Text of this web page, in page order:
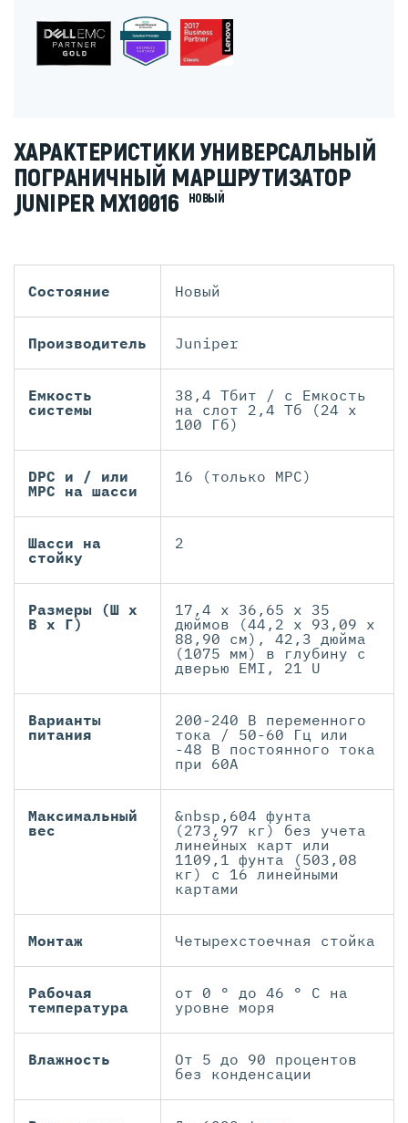
ХАРАКТЕРИСТИКИ УНИВЕРСАЛЬНЫЙ
ПОГРАНИЧНЫЙ МАРШРУТИЗАТОР
JUNIPER MX10016
НОВЫЙ
Состояние Новый
Производитель Juniper
Емкость
системы
38,4 Тбит / с Емкость
на слот 2,4 Тб (24 х
100 Гб)
DPC и / или
MPC на шасси
16 (только MPC)
Шасси на
стойку
2
Размеры (Ш х
В х Г)
17,4 х 36,65 х 35
дюймов (44,2 х 93,09 х
88,90 см), 42,3 дюйма
(1075 мм) в глубину с
дверью EMI, 21 U
Варианты
питания
200-240 В переменного
тока / 50-60 Гц или
-48 В постоянного тока
при 60А
Максимальный
вес
&nbsp,604 фунта
(273,97 кг) без учета
линейных карт или
1109,1 фунта (503,08
кг) с 16 линейными
картами
Монтаж Четырехстоечная стойка
Рабочая
температура
от 0 ° до 46 ° C на
уровне моря
Влажность
От 5 до 90 процентов
без конденсации